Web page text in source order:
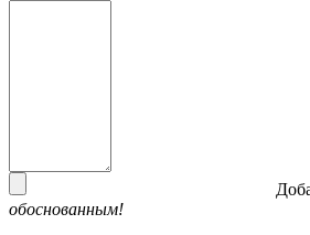
обоснованным!